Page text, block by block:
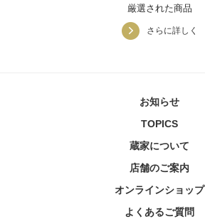
厳選された商品
さらに詳しく
お知らせ
TOPICS
蔵家について
店舗のご案内
オンラインショップ
よくあるご質問